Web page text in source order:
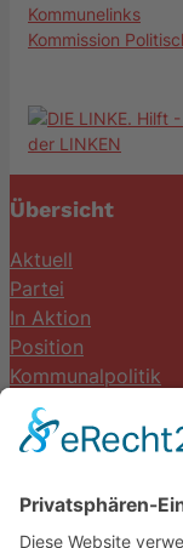
Kommunelinks
Kommission
Übersicht
Aktuell
Partei
In Aktion
Position
Kommunalpolitik
Termine
DIE LINKE.